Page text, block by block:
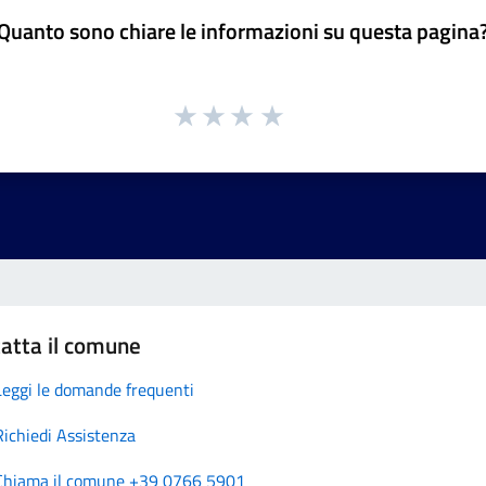
sono chiare le informazioni su questa
il comune
le domande frequenti
Assistenza
il comune +39 0766 5901